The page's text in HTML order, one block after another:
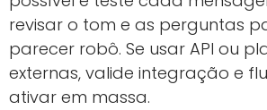
revisar o tom e as perguntas
parecer robô. Se usar API ou
externas, valide integração e
ativar em massa.